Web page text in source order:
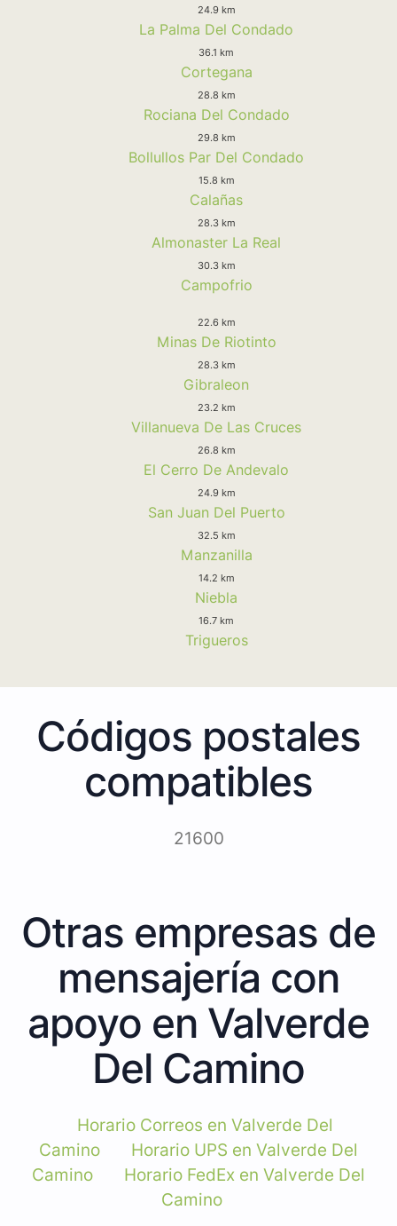
24.9 km
La Palma Del Condado
36.1 km
Cortegana
28.8 km
Rociana Del Condado
29.8 km
Bollullos Par Del Condado
15.8 km
Calañas
28.3 km
Almonaster La Real
30.3 km
Campofrio
22.6 km
Minas De Riotinto
28.3 km
Gibraleon
23.2 km
Villanueva De Las Cruces
26.8 km
El Cerro De Andevalo
24.9 km
San Juan Del Puerto
32.5 km
Manzanilla
14.2 km
Niebla
16.7 km
Trigueros
Códigos postales
compatibles
21600
Otras empresas de
mensajería con
apoyo en Valverde
Del Camino
Horario Correos en Valverde Del
Camino
Horario UPS en Valverde Del
Camino
Horario FedEx en Valverde Del
Camino